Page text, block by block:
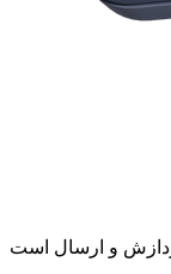
پردازش و ارسال است